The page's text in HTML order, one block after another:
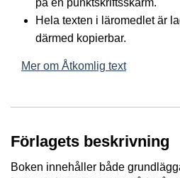
på en punktskriftsskärm.
Hela texten i läromedlet är
därmed kopierbar.
Mer om Åtkomlig text
Förlagets beskrivning
Boken innehåller både